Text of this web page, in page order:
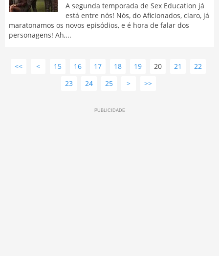
A segunda temporada de Sex Education já
está entre nós! Nós, do Aficionados, claro, já
maratonamos os novos episódios, e é hora de falar dos
personagens! Ah,...
<< < 15 16 17 18 19 20 21
22
23
24 25 > >>